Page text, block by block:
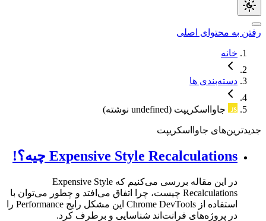
رفتن به محتوای اصلی
خانه
دسته‌بندی ها
جاوااسکریپت (
undefined نوشته)
جدیدترین‌های جاوااسکریپت
Expensive Style Recalculations چیه؟!
در این مقاله بررسی می‌کنیم که Expensive Style
Recalculations چیست، چرا اتفاق می‌افتد و چطور می‌توان با
استفاده از Chrome DevTools این مشکل رایج Performance را
در پروژه‌های فرانت‌اند شناسایی و برطرف کرد.